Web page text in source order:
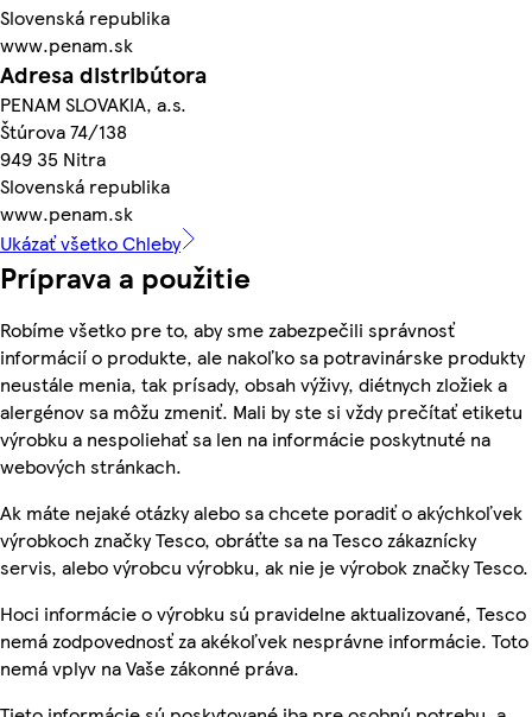
Slovenská republika
www.penam.sk
Adresa distribútora
PENAM SLOVAKIA, a.s.
Štúrova 74/138
949 35 Nitra
Slovenská republika
www.penam.sk
Ukázať všetko Chleby
Príprava a použitie
Robíme všetko pre to, aby sme zabezpečili správnosť
informácií o produkte, ale nakoľko sa potravinárske produkty
neustále menia, tak prísady, obsah výživy, diétnych zložiek a
alergénov sa môžu zmeniť. Mali by ste si vždy prečítať etiketu
výrobku a nespoliehať sa len na informácie poskytnuté na
webových stránkach.
Ak máte nejaké otázky alebo sa chcete poradiť o akýchkoľvek
výrobkoch značky Tesco, obráťte sa na Tesco zákaznícky
servis, alebo výrobcu výrobku, ak nie je výrobok značky Tesco.
Hoci informácie o výrobku sú pravidelne aktualizované, Tesco
nemá zodpovednosť za akékoľvek nesprávne informácie. Toto
nemá vplyv na Vaše zákonné práva.